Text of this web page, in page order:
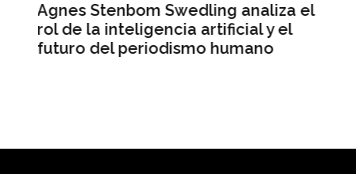
analiza el
y el
Mercado Libre registra ingresos
récord pero sus acciones caen
Wall Street